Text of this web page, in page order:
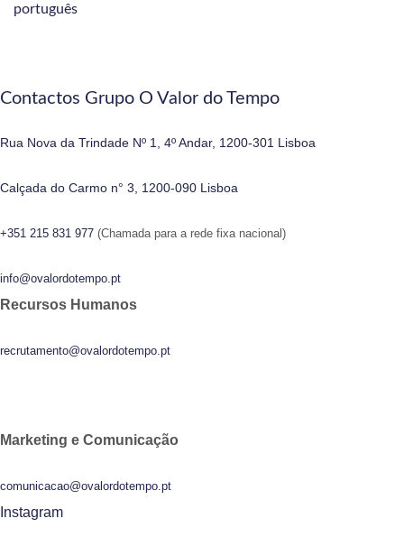
Contactos Grupo O Valor do Tempo
Rua Nova da Trindade Nº 1, 4º Andar, 1200-301 Lisboa
Calçada do Carmo n° 3, 1200-090 Lisboa
+351 215 831 977 (Chamada para a rede fixa nacional)
info@ovalordotempo.pt
Recursos Humanos
recrutamento@ovalordotempo.pt
Marketing e Comunicação
comunicacao@ovalordotempo.pt
Instagram